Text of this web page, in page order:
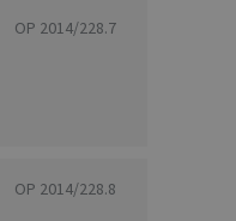
OP 2014/228.7
OP 2014/228.8